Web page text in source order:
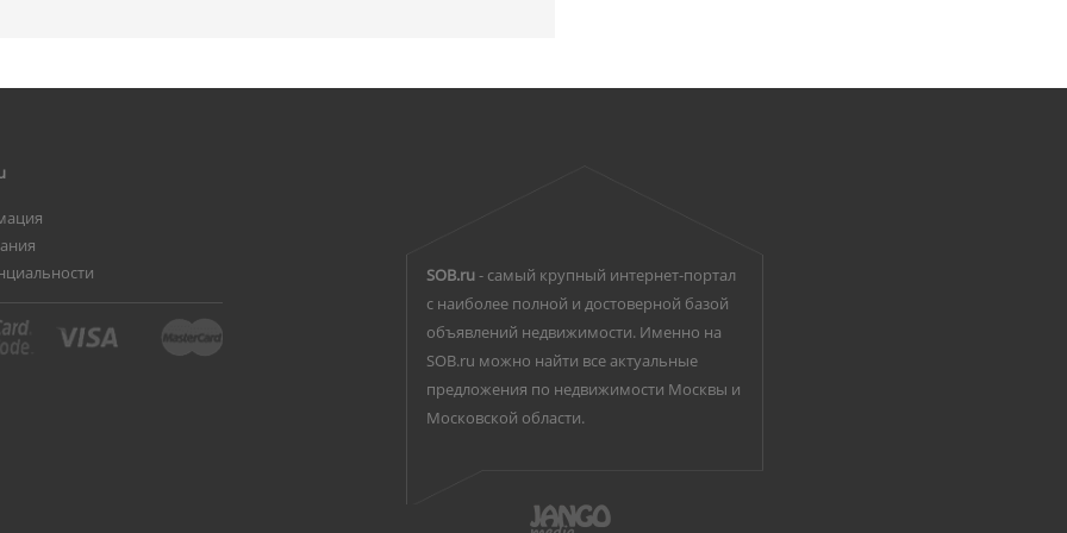
SOB.ru- самый крупный интернет-портал
с наиболее полной и достоверной базой
объявлений недвижимости. Именно на
SOB.ru можно найти все актуальные
предложения по недвижимости Москвы и
Московской области.